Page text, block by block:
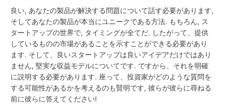
良い, あなたの製品が解決する問題について話す必要があります,
そしてあなたの製品が本当にユニークである方法. もちろん, ス
タートアップの世界で, タイミングが全てだ. したがって、提供
しているものの市場があることを示すことができる必要があり
ます. そして、良いスタートアップは良いアイデアだけではあり
ません, 堅実な収益モデルについてです. ですから、それを明確
に説明する必要があります. 座って、投資家がどのような質問を
する可能性があるかを考えるのも賢明です, 彼らが彼らに尋ねる
前に彼らに答えてください!